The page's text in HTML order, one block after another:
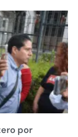
por